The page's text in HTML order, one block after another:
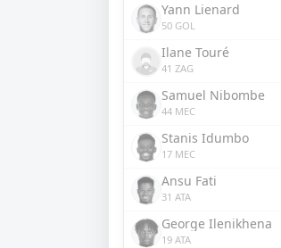
Yann Lienard
50 GOL
Ilane Touré
41 ZAG
Samuel Nibombe
44 MEC
Stanis Idumbo
17 MEC
Ansu Fati
31 ATA
George Ilenikhena
19 ATA